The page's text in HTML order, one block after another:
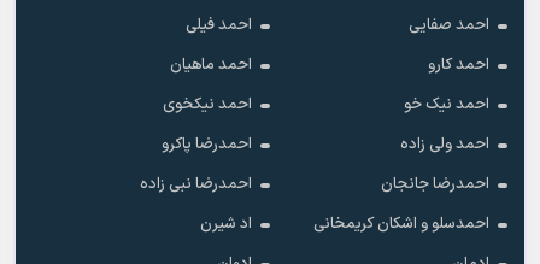
احمد صفایی
احمد فیلی
احمد کارو
احمد ماهیان
احمد نیک خو
احمد نیکخوی
احمد ولی زاده
احمدرضا پاکرو
احمدرضا جانجان
احمدرضا نبی زاده
احمدسلو و اشکان کریمخانی
اد شیرن